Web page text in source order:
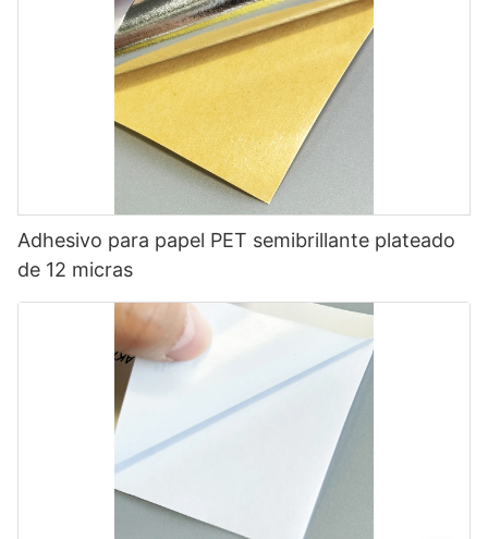
Adhesivo para papel PET semibrillante plateado
de 12 micras